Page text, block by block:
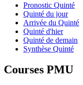
Pronostic Quinté
Quinté du jour
Arrivée du Quinté
Quinté d'hier
Quinté de demain
Synthèse Quinté
Courses PMU